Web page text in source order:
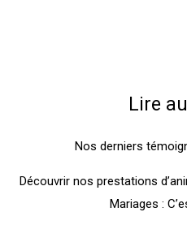
Lire
Nos derniers
Découvrir nos prestations
Mariages :